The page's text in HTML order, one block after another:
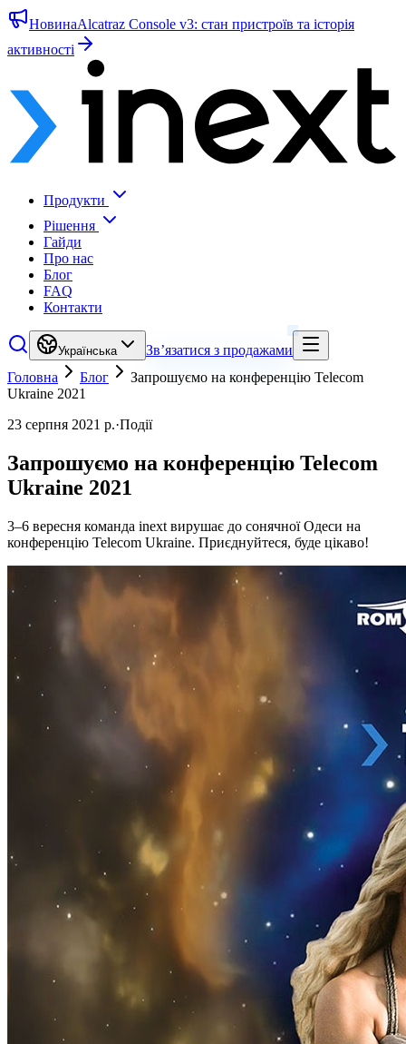
НовинаAlcatraz Console v3: стан пристроїв та історія
активності
Продукти
Рішення
Гайди
Про нас
Блог
FAQ
Контакти
Українська
Зв’язатися з продажами
Головна
Блог
Запрошуємо на конференцію Telecom
Ukraine 2021
23 серпня 2021 р.·Події
Запрошуємо на конференцію Telecom
Ukraine 2021
3–6 вересня команда inext вирушає до сонячної Одеси на
конференцію Telecom Ukraine. Приєднуйтеся, буде цікаво!